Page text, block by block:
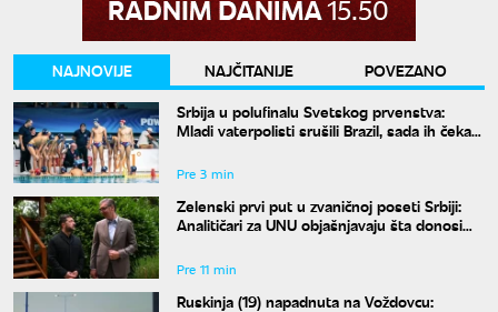
NAJNOVIJE NAJČITANIJE
POVEZANO
Srbija u polufinalu Svetskog prvenstva:
Mladi vaterpolisti srušili Brazil, sada ih čeka
Pre 3 min
Zelenski prvi put u zvaničnoj poseti Srbiji:
Analitičari za UNU objašnjavaju šta donosi
Moskva
Pre 11 min
Ruskinja (19) napadnuta na Voždovcu: